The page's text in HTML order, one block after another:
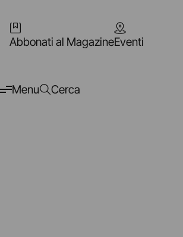
Abbonati al MagazineEventi
Menu Cerca